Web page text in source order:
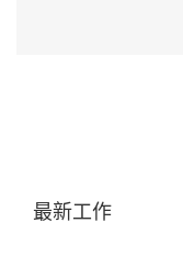
最新工作